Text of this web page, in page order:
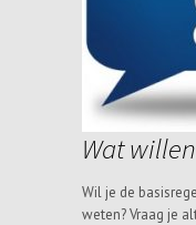
Wat
Wil je de
weten? Vraag je